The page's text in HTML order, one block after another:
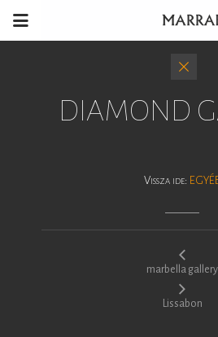
DIAMOND
Vissza ide:
marbella gallery
Lissabon